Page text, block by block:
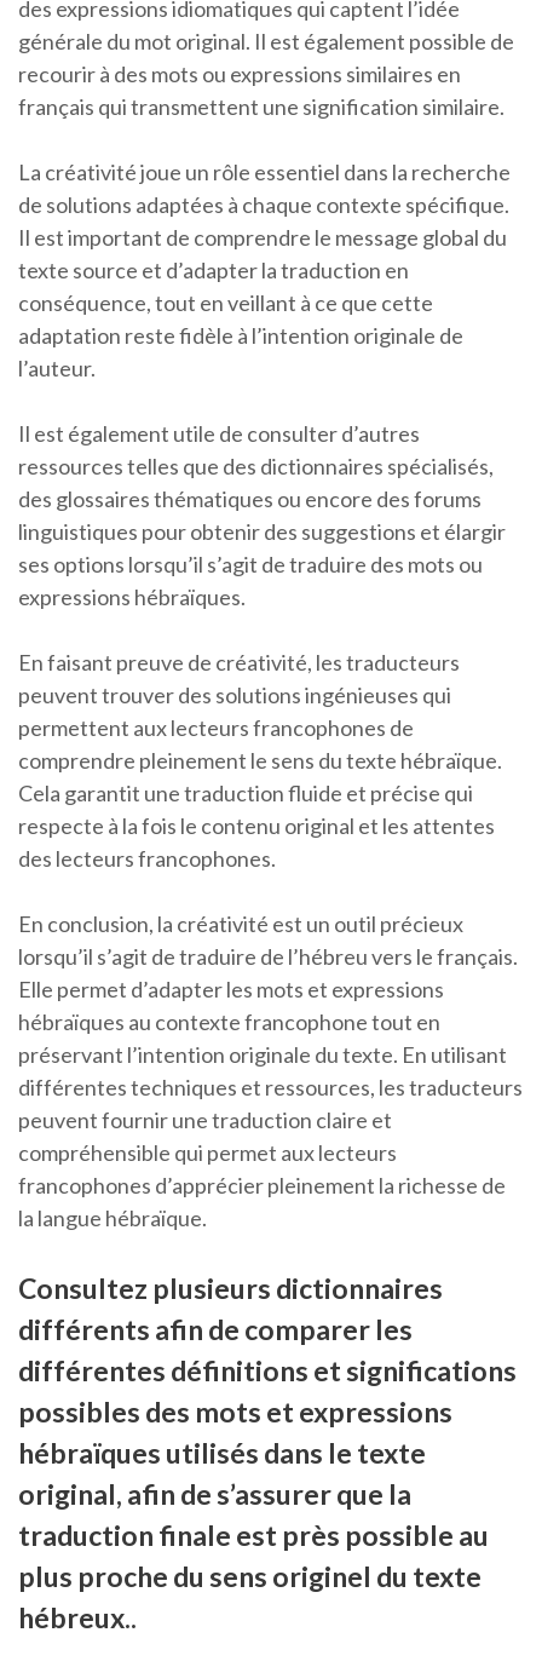
des expressions idiomatiques qui captent l’idée
générale du mot original. Il est également possible de
recourir à des mots ou expressions similaires en
français qui transmettent une signification similaire.
La créativité joue un rôle essentiel dans la recherche
de solutions adaptées à chaque contexte spécifique.
Il est important de comprendre le message global du
texte source et d’adapter la traduction en
conséquence, tout en veillant à ce que cette
adaptation reste fidèle à l’intention originale de
l’auteur.
Il est également utile de consulter d’autres
ressources telles que des dictionnaires spécialisés,
des glossaires thématiques ou encore des forums
linguistiques pour obtenir des suggestions et élargir
ses options lorsqu’il s’agit de traduire des mots ou
expressions hébraïques.
En faisant preuve de créativité, les traducteurs
peuvent trouver des solutions ingénieuses qui
permettent aux lecteurs francophones de
comprendre pleinement le sens du texte hébraïque.
Cela garantit une traduction fluide et précise qui
respecte à la fois le contenu original et les attentes
des lecteurs francophones.
En conclusion, la créativité est un outil précieux
lorsqu’il s’agit de traduire de l’hébreu vers le français.
Elle permet d’adapter les mots et expressions
hébraïques au contexte francophone tout en
préservant l’intention originale du texte. En utilisant
différentes techniques et ressources, les traducteurs
peuvent fournir une traduction claire et
compréhensible qui permet aux lecteurs
francophones d’apprécier pleinement la richesse de
la langue hébraïque.
Consultez plusieurs dictionnaires
différents afin de comparer les
différentes définitions et significations
possibles des mots et expressions
hébraïques utilisés dans le texte
original, afin de s’assurer que la
traduction finale est près possible au
plus proche du sens originel du texte
hébreux..